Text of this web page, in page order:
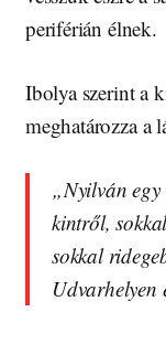
periférián élnek.
Ibolya szerint a
meghatározza a
„Nyilván egy
kintről,
sokkal
Udvarhelyen